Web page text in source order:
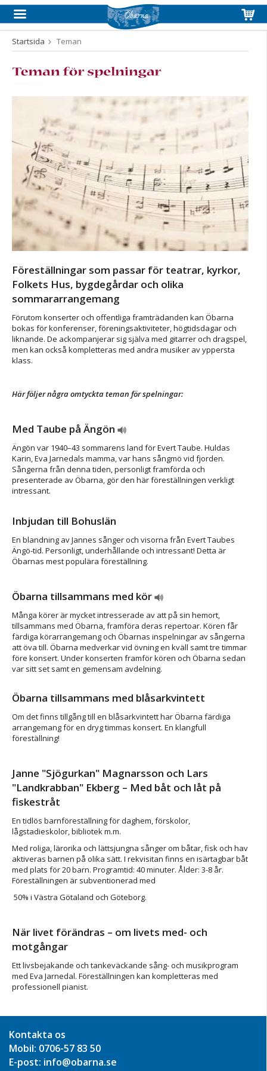
Produkten har blivit tillagd i varukorgen
Startsida Teman
Föreställningar som passar för teatrar, kyrkor,
Folkets Hus, bygdegårdar och olika
sommararrangemang
Förutom konserter och offentliga framträdanden kan Öbarna
bokas för konferenser, föreningsaktiviteter, högtidsdagar och
liknande. De ackompanjerar sig själva med gitarrer och dragspel,
men kan också kompletteras med andra musiker av yppersta
klass.
Här följer några omtyckta teman för spelningar:
Med Taube på Ängön
Ängön var 1940–43 sommarens land för Evert Taube. Huldas
Karin, Eva Jarnedals mamma, var hans sångmö vid fjorden.
Sångerna från denna tiden, personligt framförda och
presenterade av Öbarna, gör den här föreställningen verkligt
intressant.
Inbjudan till Bohuslän
En blandning av Jannes sånger och visorna från Evert Taubes
Ängö-tid. Personligt, underhållande och intressant! Detta är
Öbarnas mest populära föreställning.
Öbarna tillsammans med kör
Många körer är mycket intresserade av att på sin hemort,
tillsammans med Öbarna, framföra deras repertoar. Kören får
färdiga körarrangemang och Öbarnas inspelningar av sångerna
att öva till. Öbarna medverkar vid övning en kväll samt tre timmar
före konsert. Under konserten framför kören och Öbarna sedan
var sitt set samt en gemensam avdelning.
Öbarna tillsammans med blåsarkvintett
Om det finns tillgång till en blåsarkvintett har Öbarna färdiga
arrangemang för en dryg timmas konsert. En klangfull
föreställning!
Janne "Sjögurkan" Magnarsson och Lars
"Landkrabban" Ekberg – Med båt och låt på
fiskestråt
En tidlös barnföreställning för daghem, förskolor,
lågstadieskolor, bibliotek m.m.
Med roliga, lärorika och lättsjungna sånger om båtar, fisk och hav
aktiveras barnen på olika sätt. I rekvisitan finns en isärtagbar båt
med plats för 20 barn. Programtid: 40 minuter. Ålder: 3-8 år.
Föreställningen är subventionerad med
50% i Västra Götaland och Göteborg.
När livet förändras – om livets med- och
motgångar
Ett livsbejakande och tankeväckande sång- och musikprogram
med Eva Jarnedal. Föreställningen kan kompletteras med
professionell pianist.
Kontakta os
Mobil: 0706-57 83 50
E-post: info@obarna.se